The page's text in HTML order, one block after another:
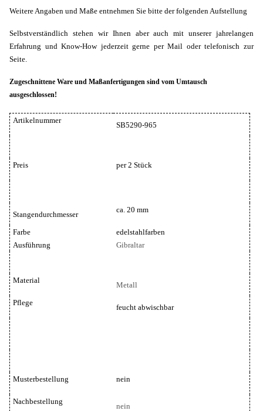
Weitere Angaben und Maße entnehmen Sie bitte der folgenden Aufstellung
Selbstverständlich stehen wir Ihnen aber auch mit unserer jahrelangen
Erfahrung und Know-How jederzeit gerne per Mail oder telefonisch zur
Seite.
Zugeschnittene Ware und Maßanfertigungen sind vom Umtausch
ausgeschlossen!
Artikelnummer
SB5290-965
Preis per 2 Stück
Stangendurchmesser
ca. 20 mm
Farbe
Ausführung
edelstahlfarben
Gibraltar
Material
Metall
Pflege
feucht abwischbar
Musterbestellung nein
Nachbestellung
nein